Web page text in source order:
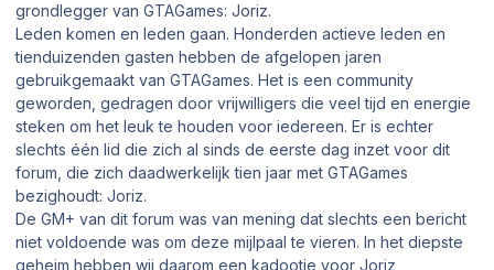
grondlegger van GTAGames: Joriz.
Leden komen en leden gaan. Honderden actieve leden en
tienduizenden gasten hebben de afgelopen jaren
gebruikgemaakt van GTAGames. Het is een community
geworden, gedragen door vrijwilligers die veel tijd en energie
steken om het leuk te houden voor iedereen. Er is echter
slechts één lid die zich al sinds de eerste dag inzet voor dit
forum, die zich daadwerkelijk tien jaar met GTAGames
bezighoudt: Joriz.
De GM+ van dit forum was van mening dat slechts een bericht
niet voldoende was om deze mijlpaal te vieren. In het diepste
geheim hebben wij daarom een kadootje voor Joriz